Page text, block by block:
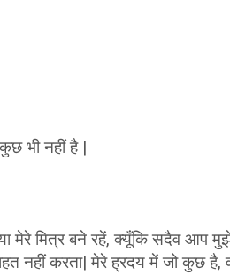
भी नहीं है |
मेरे मित्र बने रहें, क्यूँकि सदैव आप
नहीं करता| मेरे ह्रदय में जो कुछ है,